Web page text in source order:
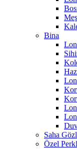
Bina
Saha
Özel